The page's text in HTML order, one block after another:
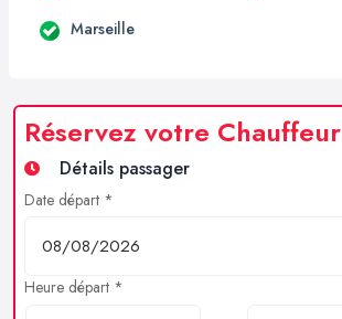
Marseille
Réservez votre Chauffeur
Détails passager
Date départ *
Heure départ *